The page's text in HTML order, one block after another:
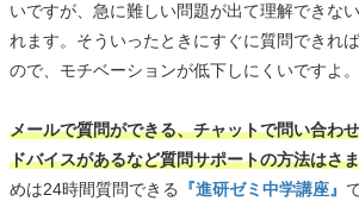
いですが、急に難しい問題が出て理解できな
れます。そういったときにすぐに質問できれ
ので、モチベーションが低下しにくいですよ。
メールで質問ができる、チャットで問い合わ
ドバイスがあるなど質問サポートの方法はさ
めは24時間質問できる
『進研ゼミ中学講座』